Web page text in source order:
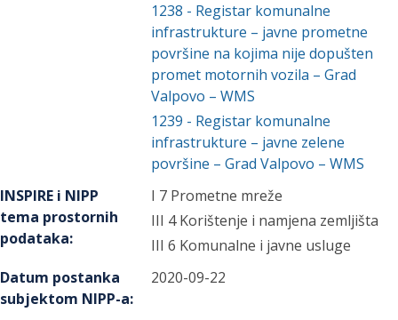
1238 - Registar komunalne
infrastrukture – javne prometne
površine na kojima nije dopušten
promet motornih vozila – Grad
Valpovo – WMS
1239 - Registar komunalne
infrastrukture – javne zelene
površine – Grad Valpovo – WMS
INSPIRE i NIPP
tema prostornih
podataka:
I 7 Prometne mreže
III 4 Korištenje i namjena zemljišta
III 6 Komunalne i javne usluge
Datum postanka
subjektom NIPP-a:
2020-09-22